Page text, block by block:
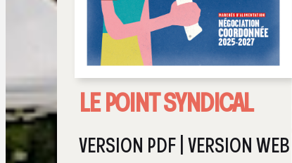
LE POINT SYNDICAL
VERSION PDF|VERSION WEB